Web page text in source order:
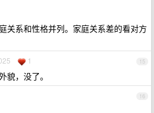
关系和性格并列。家庭关系差的看对方
15
1
貌，没了。
16